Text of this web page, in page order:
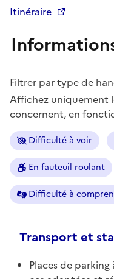
Itinéraire
Filtrer par type de
Affichez uniquement
concernent, en
Difficulté à voir
En fauteuil roulant
Difficulté à
Transport et
Places de